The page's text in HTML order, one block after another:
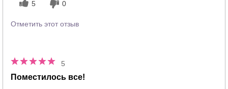
5 0
Отметить этот отзыв
5
Поместилось все!